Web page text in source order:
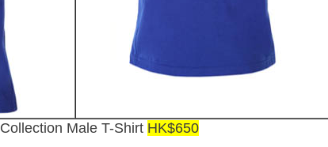
Male T-Shirt HK$650